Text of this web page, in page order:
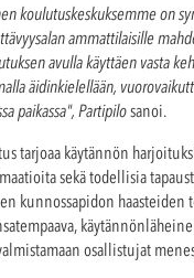
koulutuskeskuksemme on
ammattilaisille
avulla käyttäen vasta
äidinkielellään,
paikassa", Partipilosanoi.
tarjoaa käytännön
sekä todellisia
kunnossapidon haasteiden
osallistujat